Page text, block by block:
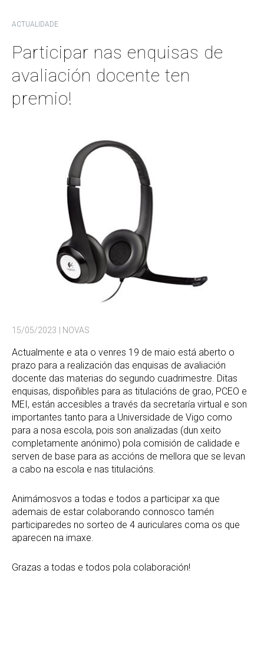
ACTUALIDADE
Participar nas enquisas de
avaliación docente ten
premio!
15/05/2023 | NOVAS
Actualmente e ata o venres 19 de maio está aberto o
prazo para a realización das enquisas de avaliación
docente das materias do segundo cuadrimestre. Ditas
enquisas, dispoñibles para as titulacións de grao, PCEO e
MEI, están accesibles a través da secretaría virtual e son
importantes tanto para a Universidade de Vigo como
para a nosa escola, pois son analizadas (dun xeito
completamente anónimo) pola comisión de calidade e
serven de base para as accións de mellora que se levan
a cabo na escola e nas titulacións.
Animámosvos a todas e todos a participar xa que
ademais de estar colaborando connosco tamén
participaredes no sorteo de 4 auriculares coma os que
aparecen na imaxe.
Grazas a todas e todos pola colaboración!